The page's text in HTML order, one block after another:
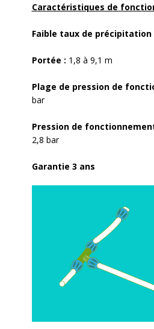
Caractéristiques de
Faible taux de précipitation
Portée : 1,8 à 9,1 m
Plage de pression de
bar
Pression de
2,8 bar
Garantie 3 ans